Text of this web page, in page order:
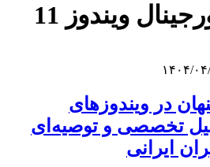
ویندوز 11
۰۴/۲۰
در ویندوزهای
تخصصی و توصیه‌ای
ایرانی